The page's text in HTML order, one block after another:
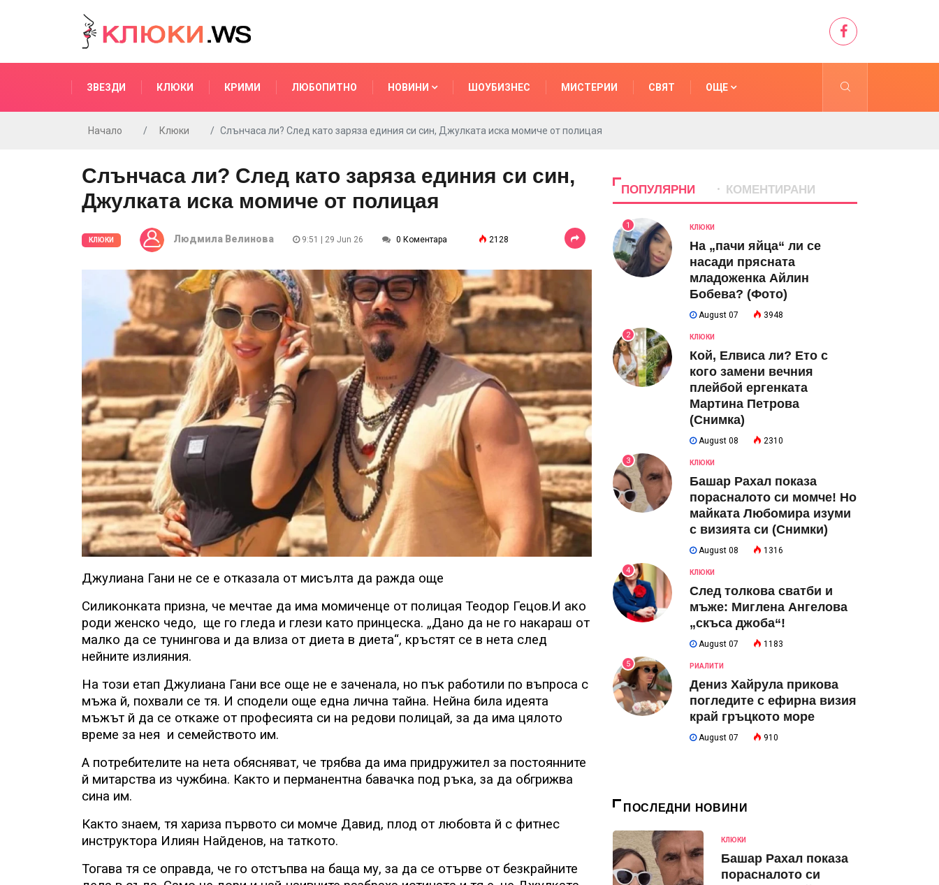
ЗВЕЗДИ КЛЮКИ КРИМИ ЛЮБОПИТНО НОВИНИ ШОУБИЗНЕС МИСТЕРИИ СВЯТ ОЩЕ
Начало Клюки Слънчаса ли? След като заряза единия си син, Джулката иска момиче от полицая
Слънчаса ли? След като заряза единия си син,
Джулката иска момиче от полицая
КЛЮКИ Людмила Велинова 9:51 | 29 Jun 26 0 Коментара 2128
Джулиана Гани не се е отказала от мисълта да ражда още
Силиконката призна, че мечтае да има момиченце от полицая Теодор Гецов.И ако
роди женско чедо, ще го гледа и глези като принцеска. „Дано да не го накараш от
малко да се тунингова и да влиза от диета в диета“, кръстят се в нета след
нейните излияния.
На този етап Джулиана Гани все още не е заченала, но пък работили по въпроса с
мъжа й, похвали се тя. И сподели още една лична тайна. Нейна била идеята
мъжът й да се откаже от професията си на редови полицай, за да има цялото
време за нея и семейството им.
А потребителите на нета обясняват, че трябва да има придружител за постоянните
й митарства из чужбина. Както и перманентна бавачка под ръка, за да обгрижва
сина им.
Както знаем, тя хариза първото си момче Давид, плод от любовта й с фитнес
инструктора Илиян Найденов, на таткото.
Тогава тя се оправда, че го отстъпва на баща му, за да се отърве от безкрайните
ПОПУЛЯРНИ КОМЕНТИРАНИ
1 КЛЮКИ
На „пачи яйца“ ли се
насади прясната
младоженка Айлин
Бобева? (Фото)
August 07 3948
2 КЛЮКИ
Кой, Елвиса ли? Ето с
кого замени вечния
плейбой ергенката
Мартина Петрова
(Снимка)
August 08 2310
3 КЛЮКИ
Башар Рахал показа
порасналото си момче! Но
майката Любомира изуми
с визията си (Снимки)
August 08 1316
4 КЛЮКИ
След толкова сватби и
мъже: Миглена Ангелова
„скъса джоба“!
August 07 1183
5 РИАЛИТИ
Дениз Хайрула прикова
погледите с ефирна визия
край гръцкото море
August 07 910
ПОСЛЕДНИ НОВИНИ
КЛЮКИ
Башар Рахал показа
порасналото си